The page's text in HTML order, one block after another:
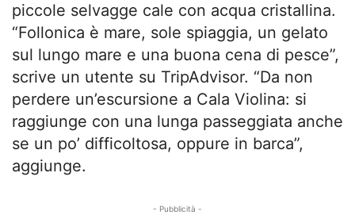
piccole selvagge cale con acqua cristallina.
“Follonica è mare, sole spiaggia, un gelato
sul lungo mare e una buona cena di pesce”,
scrive un utente su TripAdvisor. “Da non
perdere un’escursione a Cala Violina: si
raggiunge con una lunga passeggiata anche
se un po’ difficoltosa, oppure in barca”,
aggiunge.
- Pubblicità -